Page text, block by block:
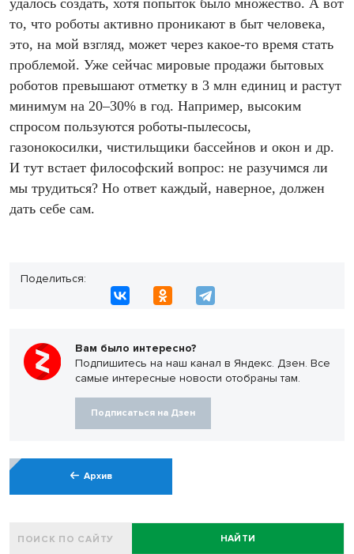
то, что роботы активно проникают в быт человека,
это, на мой взгляд, может через какое-то время стать
проблемой. Уже сейчас мировые продажи бытовых
роботов превышают отметку в 3 млн единиц и растут
минимум на 20–30% в год. Например, высоким
спросом пользуются роботы-пылесосы,
газонокосилки, чистильщики бассейнов и окон и др.
И тут встает философский вопрос: не разучимся ли
мы трудиться? Но ответ каждый, наверное, должен
дать себе сам.
Поделиться:
Вам было интересно?
Подпишитесь на наш канал в Яндекс. Дзен. Все
самые интересные новости отобраны там.
Подписаться на Дзен
Архив
НАЙТИ